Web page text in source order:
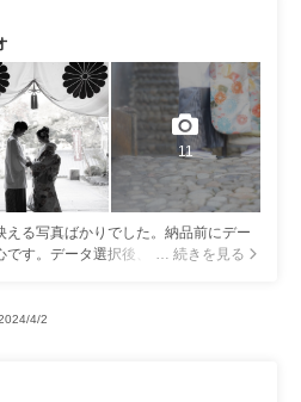
11
る写真ばかりでした。納品前にデー
です。データ選択後、まっすぐでない
… 続きを見る
4/2